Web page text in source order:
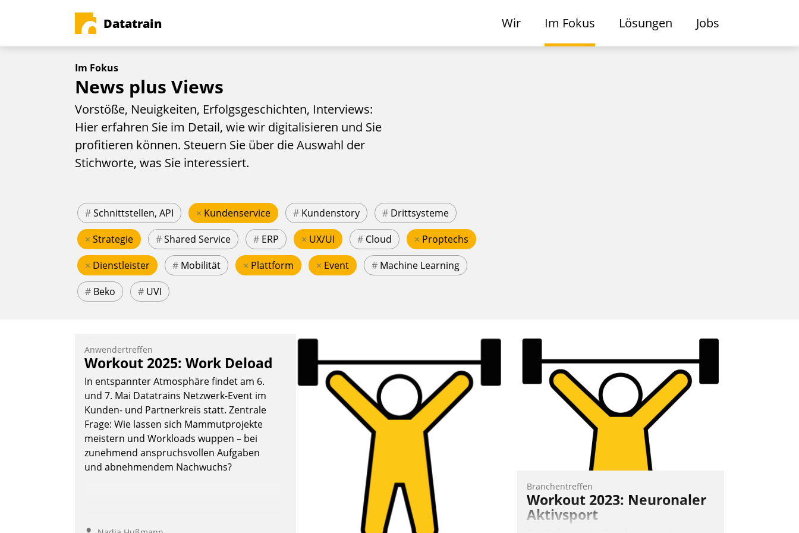
Datatrain Wir Im Fokus Lösungen Jobs
Im Fokus
News plus Views
Vorstöße, Neuigkeiten, Erfolgsgeschichten, Interviews:
Hier erfahren Sie im Detail, wie wir digitalisieren und Sie
profitieren können. Steuern Sie über die Auswahl der
Stichworte, was Sie interessiert.
#Schnittstellen, API × Kundenservice # Kundenstory # Drittsysteme
× Strategie #Shared Service # ERP × UX/UI # Cloud × Proptechs
× Dienstleister # Mobilität × Plattform × Event # Machine Learning
# Beko # UVI
Anwendertreffen
Workout 2025: Work Deload
In entspannter Atmosphäre findet am 6.
und 7. Mai Datatrains Netzwerk-Event im
Kunden- und Partnerkreis statt. Zentrale
Frage: Wie lassen sich Mammutprojekte
meistern und Workloads wuppen – bei
zunehmend anspruchsvollen Aufgaben
und abnehmendem Nachwuchs?
Branchentreffen
Workout 2023: Neuronaler
Aktivsport